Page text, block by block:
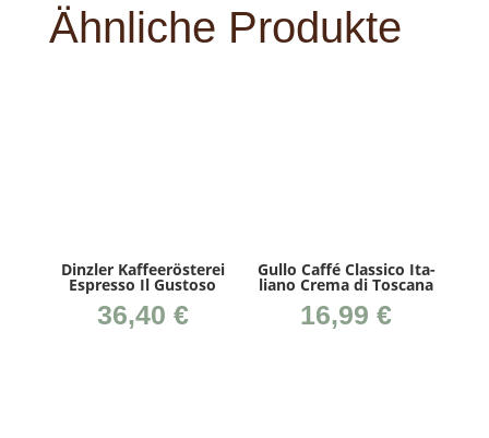
Ähnliche Produkte
Dinz­ler Kaf­fee­rös­te­rei
Espres­so Il Gustoso
36,40 €
Gul­lo Caf­fé Clas­si­co Ita­
lia­no Cre­ma di Toscana
16,99€